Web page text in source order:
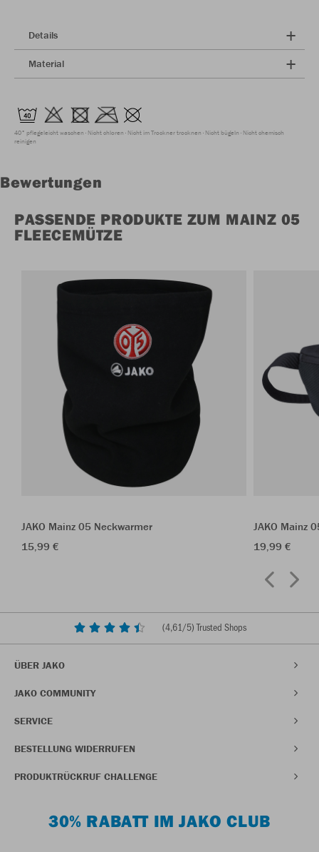
Details
Material
40° pflegeleicht waschen Nicht chloren Nicht im Trockner trocknen Nicht bügeln Nicht chemisch
reinigen
Bewertungen
PASSENDE PRODUKTE ZUM MAINZ 05
FLEECEMÜTZE
JAKO Mainz 05 Neckwarmer
15,99 €
JAKO Mainz
19,99 €
(4,61/5) Trusted Shops
ÜBER JAKO
JAKO COMMUNITY
SERVICE
BESTELLUNG WIDERRUFEN
PRODUKTRÜCKRUF CHALLENGE
30% RABATT IM JAKO CLUB